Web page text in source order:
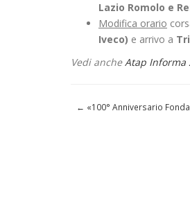
Lazio Romolo e
Modifica orario
Iveco) e arrivo a
Vedi ancheAtap Informa
← «100° Anniversario